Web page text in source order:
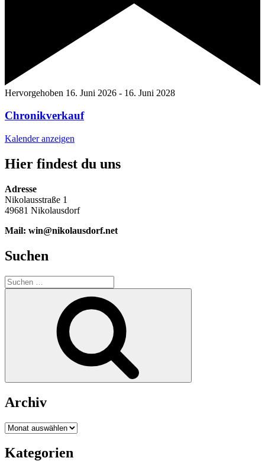
Hervorgehoben 16. Juni 2026 - 16. Juni 2028
Chronikverkauf
Kalender anzeigen
Hier findest du uns
Adresse
Nikolausstraße 1
49681 Nikolausdorf
Mail: win@nikolausdorf.net
Suchen
Suche
nach:
Archiv
Archiv
Kategorien